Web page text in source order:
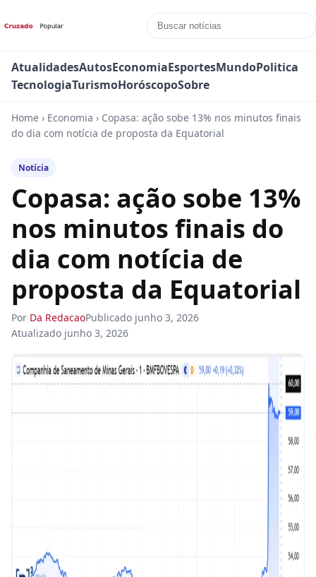
AtualidadesAutosEconomiaEsportesMundoPolitica
TecnologiaTurismoHoróscopoSobre
Home › Economia › Copasa: ação sobe 13% nos minutos finais
do dia com notícia de proposta da Equatorial
Notícia
Copasa: ação sobe 13%
nos minutos finais do
dia com notícia de
proposta da Equatorial
Por Da RedacaoPublicado junho 3, 2026
Atualizado junho 3, 2026